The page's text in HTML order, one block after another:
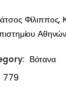
Φίλιππος,
Βότανα
779